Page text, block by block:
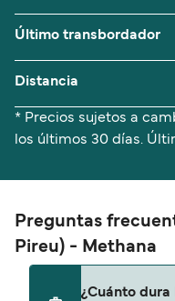
Último transbordador
Distancia
* Precios sujetos a
los últimos 30 días.
Preguntas
Pireu) - Methana
¿Cuánto dura